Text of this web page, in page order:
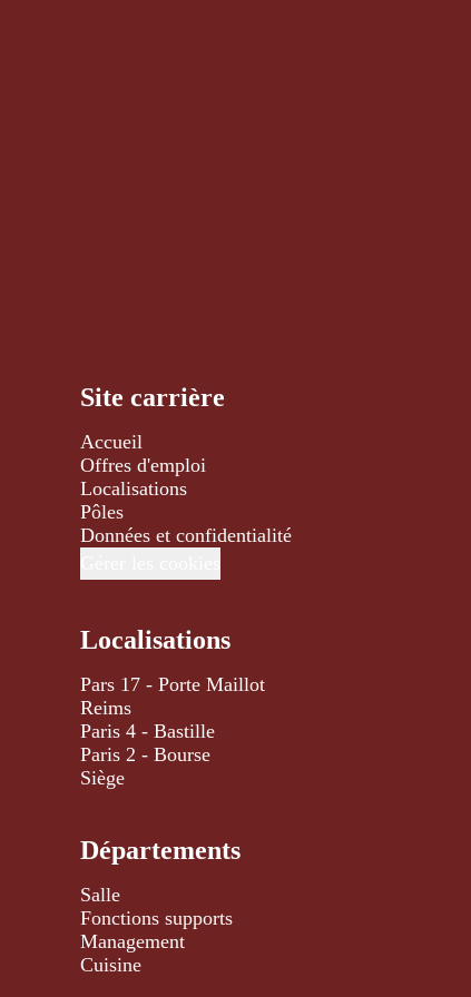
Site carrière
Accueil
Offres d'emploi
Localisations
Pôles
Données et confidentialité
Localisations
Pars 17 - Porte Maillot
Reims
Paris 4 - Bastille
Paris 2 - Bourse
Siège
Départements
Salle
Fonctions supports
Management
Cuisine